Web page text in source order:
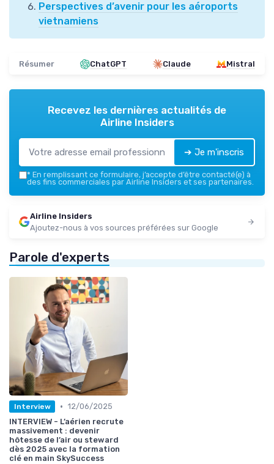
Perspectives d’avenir pour les aéroports
vietnamiens
Résumer ChatGPT Claude Mistral
Recevez les dernières actualités de
Airline Insiders
➔ Je m'inscris
* En remplissant ce formulaire, j’accepte d’être contacté(e) à
des fins commerciales par Airline Insiders et ses partenaires.
Airline Insiders
Ajoutez-nous à vos sources préférées sur Google
Parole d'experts
Interview • 12/06/2025
INTERVIEW - L’aérien recrute
massivement : devenir
hôtesse de l’air ou steward
dès 2025 avec la formation
clé en main SkySuccess